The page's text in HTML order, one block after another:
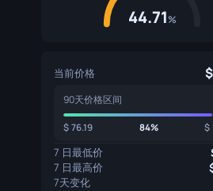
44.71%
当前价格
90天价格区间
76.19 84%
7 日最低价
7 日最高价
7天变化